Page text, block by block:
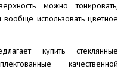
можно тонировать,
вообще использовать цветное
купить стеклянные
качественной